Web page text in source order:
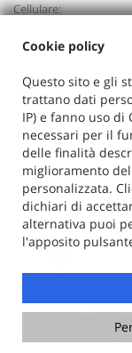
Cellulare:
Dati fiscali:
Auto Italia
VIA G. VERDI 74/76,
C.F/P.IVA:
Registro delle imprese:
Copyright © 2026
Leggi
Sito creato da:
Cookie policy
Questo sito e gli
trattano dati
IP) e fanno uso di
necessari per il
delle finalità
miglioramento
personalizzata.
dichiari di
alternativa puoi
l'apposito